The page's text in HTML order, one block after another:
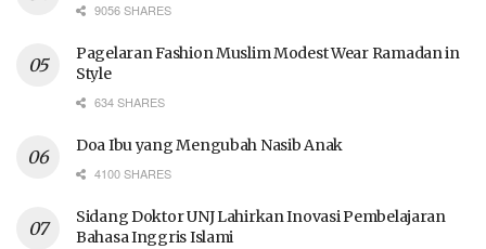
9056 SHARES
Pagelaran Fashion Muslim Modest Wear Ramadan in
Style
634 SHARES
Doa Ibu yang Mengubah Nasib Anak
4100 SHARES
Sidang Doktor UNJ Lahirkan Inovasi Pembelajaran
Bahasa Inggris Islami